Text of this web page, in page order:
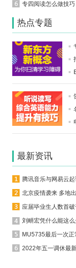
专四阅读怎么做技巧
热点专题
最新资讯
腾讯音乐与网易云
北京疫情袭来 多地
应届毕业生人数首
刘畊宏凭什么能这么
MU5735最后一次
2022年五一调休最